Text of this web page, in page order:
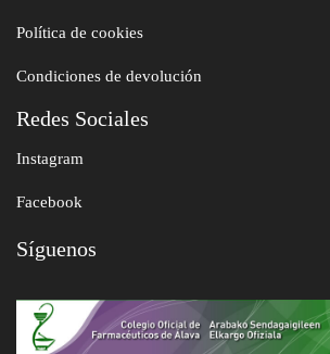
Política de cookies
Condiciones de devolución
Redes Sociales
Instagram
Facebook
Síguenos